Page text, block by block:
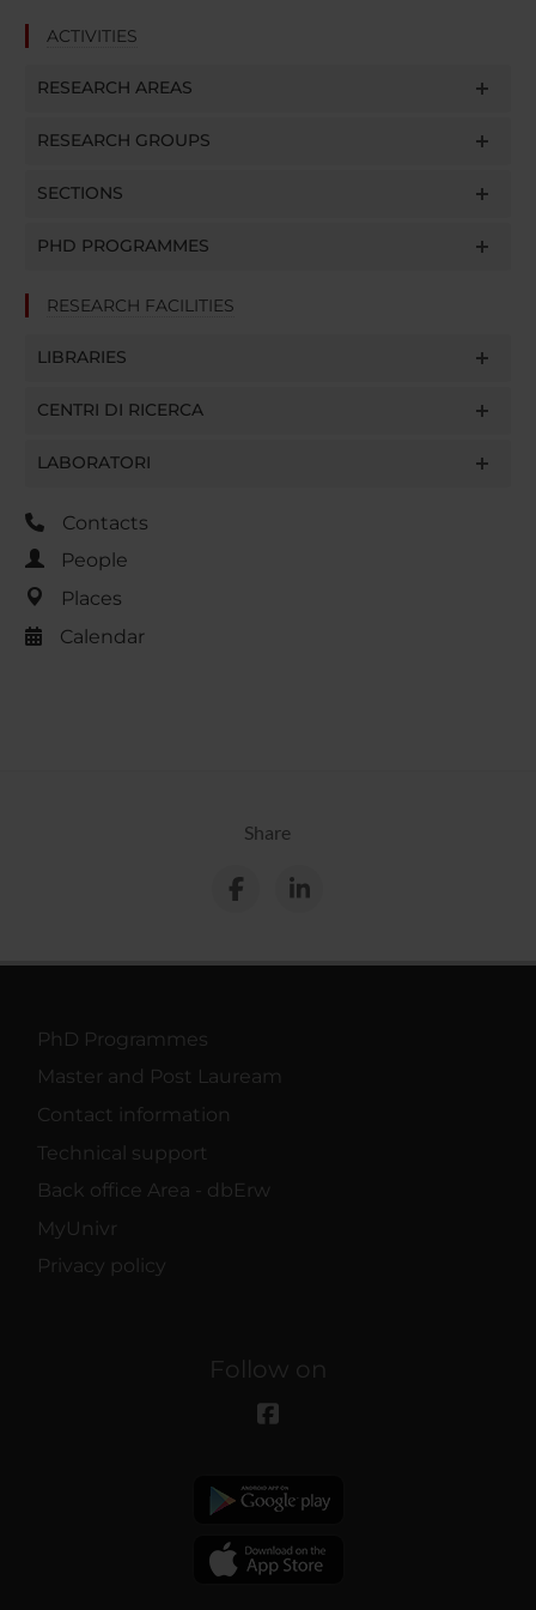
ACTIVITIES
RESEARCH AREAS
RESEARCH GROUPS
SECTIONS
PHD PROGRAMMES
RESEARCH FACILITIES
LIBRARIES
CENTRI DI RICERCA
LABORATORI
Contacts
People
Places
Calendar
Share
PhD Programmes
Master and Post Lauream
Contact information
Technical support
Back office Area - dbErw
MyUnivr
Privacy policy
Follow on